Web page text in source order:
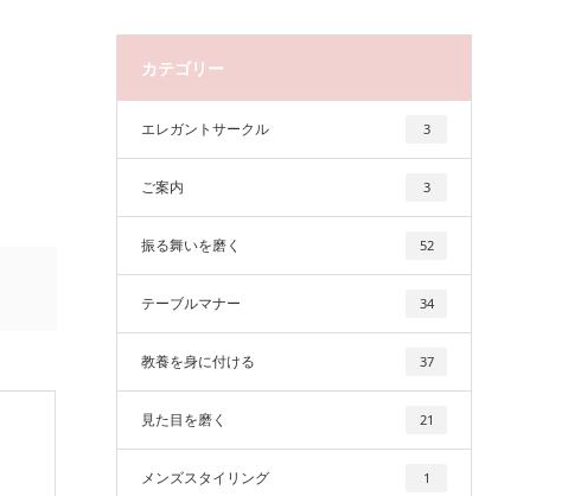
カテゴリー
エレガントサークル 3
ご案内 3
振る舞いを磨く 52
テーブルマナー 34
教養を身に付ける 37
見た目を磨く 21
メンズスタイリング 1